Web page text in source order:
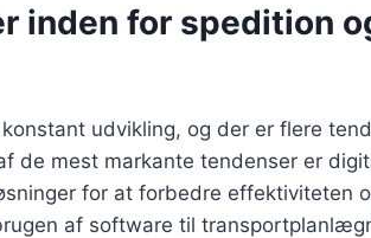
inden for spedition
udvikling, og der er flere
de mest markante tendenser er
for at forbedre effektiviteten
af software til